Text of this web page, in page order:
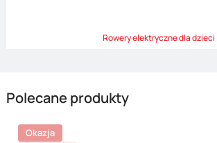
Rowery elektryczne dla dzieci
Polecane produkty
Okazja